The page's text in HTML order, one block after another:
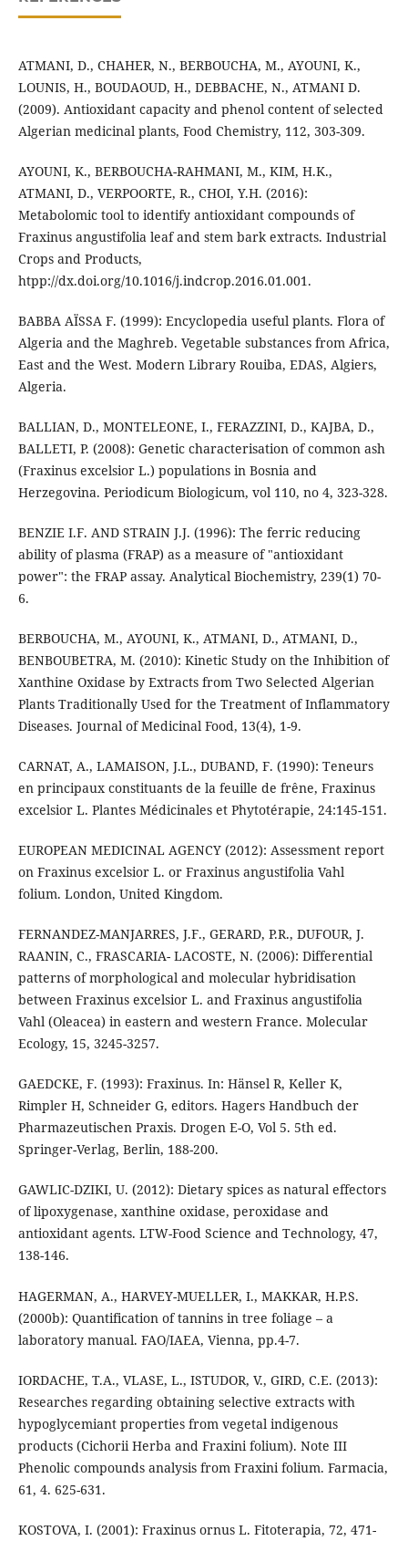
ATMANI, D., CHAHER, N., BERBOUCHA, M., AYOUNI, K.,
LOUNIS, H., BOUDAOUD, H., DEBBACHE, N., ATMANI D.
(2009). Antioxidant capacity and phenol content of selected
Algerian medicinal plants, Food Chemistry, 112, 303-309.
AYOUNI, K., BERBOUCHA-RAHMANI, M., KIM, H.K.,
ATMANI, D., VERPOORTE, R., CHOI, Y.H. (2016):
Metabolomic tool to identify antioxidant compounds of
Fraxinus angustifolia leaf and stem bark extracts. Industrial
Crops and Products,
htpp://dx.doi.org/10.1016/j.indcrop.2016.01.001.
BABBA AÏSSA F. (1999): Encyclopedia useful plants. Flora of
Algeria and the Maghreb. Vegetable substances from Africa,
East and the West. Modern Library Rouiba, EDAS, Algiers,
Algeria.
BALLIAN, D., MONTELEONE, I., FERAZZINI, D., KAJBA, D.,
BALLETI, P. (2008): Genetic characterisation of common ash
(Fraxinus excelsior L.) populations in Bosnia and
Herzegovina. Periodicum Biologicum, vol 110, no 4, 323-328.
BENZIE I.F. AND STRAIN J.J. (1996): The ferric reducing
ability of plasma (FRAP) as a measure of "antioxidant
power": the FRAP assay. Analytical Biochemistry, 239(1) 70-
6.
BERBOUCHA, M., AYOUNI, K., ATMANI, D., ATMANI, D.,
BENBOUBETRA, M. (2010): Kinetic Study on the Inhibition of
Xanthine Oxidase by Extracts from Two Selected Algerian
Plants Traditionally Used for the Treatment of Inflammatory
Diseases. Journal of Medicinal Food, 13(4), 1-9.
CARNAT, A., LAMAISON, J.L., DUBAND, F. (1990): Teneurs
en principaux constituants de la feuille de frêne, Fraxinus
excelsior L. Plantes Médicinales et Phytotérapie, 24:145-151.
EUROPEAN MEDICINAL AGENCY (2012): Assessment report
on Fraxinus excelsior L. or Fraxinus angustifolia Vahl
folium. London, United Kingdom.
FERNANDEZ-MANJARRES, J.F., GERARD, P.R., DUFOUR, J.
RAANIN, C., FRASCARIA- LACOSTE, N. (2006): Differential
patterns of morphological and molecular hybridisation
between Fraxinus excelsior L. and Fraxinus angustifolia
Vahl (Oleacea) in eastern and western France. Molecular
Ecology, 15, 3245-3257.
GAEDCKE, F. (1993): Fraxinus. In: Hänsel R, Keller K,
Rimpler H, Schneider G, editors. Hagers Handbuch der
Pharmazeutischen Praxis. Drogen E-O, Vol 5. 5th ed.
Springer-Verlag, Berlin, 188-200.
GAWLIC-DZIKI, U. (2012): Dietary spices as natural effectors
of lipoxygenase, xanthine oxidase, peroxidase and
antioxidant agents. LTW-Food Science and Technology, 47,
138-146.
HAGERMAN, A., HARVEY-MUELLER, I., MAKKAR, H.P.S.
(2000b): Quantification of tannins in tree foliage – a
laboratory manual. FAO/IAEA, Vienna, pp.4-7.
IORDACHE, T.A., VLASE, L., ISTUDOR, V., GIRD, C.E. (2013):
Researches regarding obtaining selective extracts with
hypoglycemiant properties from vegetal indigenous
products (Cichorii Herba and Fraxini folium). Note III
Phenolic compounds analysis from Fraxini folium. Farmacia,
61, 4. 625-631.
KOSTOVA, I. (2001): Fraxinus ornus L. Fitoterapia, 72, 471-